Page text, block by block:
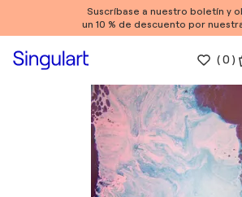
Suscríbase a nuestro boletín y
un 10 % de descuento por
(0 )